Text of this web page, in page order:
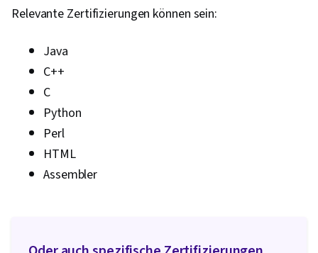
Relevante Zertifizierungen können sein:
Java
C++
C
Python
Perl
HTML
Assembler